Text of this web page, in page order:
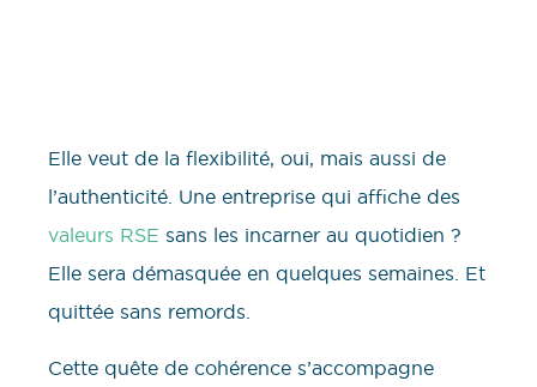
Elle veut de la flexibilité, oui, mais aussi de
l’authenticité. Une entreprise qui affiche des
valeurs RSE sans les incarner au quotidien ?
Elle sera démasquée en quelques semaines. Et
quittée sans remords.
Cette quête de cohérence s’accompagne